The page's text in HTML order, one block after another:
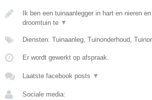
Ik ben een tuinaanlegger in hart en nieren
droomtuin te ▼
Diensten: Tuinaanleg, Tuinonderhoud,
Er wordt gewerkt op afspraak.
Laatste facebook posts ▼
Sociale media: